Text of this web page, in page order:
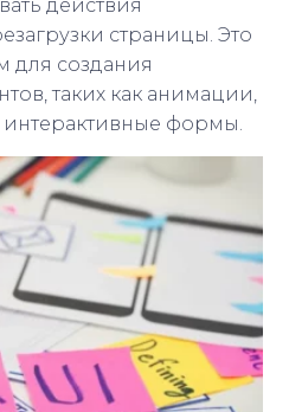
действия
страницы. Это
для создания
таких как анимации,
формы.